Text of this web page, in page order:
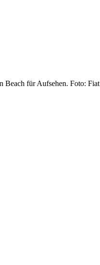
Beach für Aufsehen. Foto: Fiat